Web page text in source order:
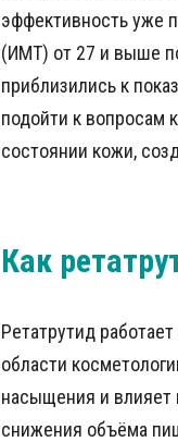
эффективность уже
(ИМТ) от 27 и выше
приблизились к
подойти к вопросам
состоянии кожи,
Как
Ретатрутид
области
насыщения и влияет
снижения объёма